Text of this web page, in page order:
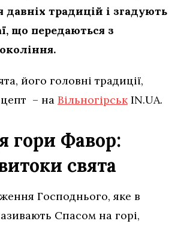
традицій і згадують
що передаються з
його головні традиції,
– на ВільногірськIN.UA.
гори Фавор:
свята
Господнього, яке в
Спасом на горі,